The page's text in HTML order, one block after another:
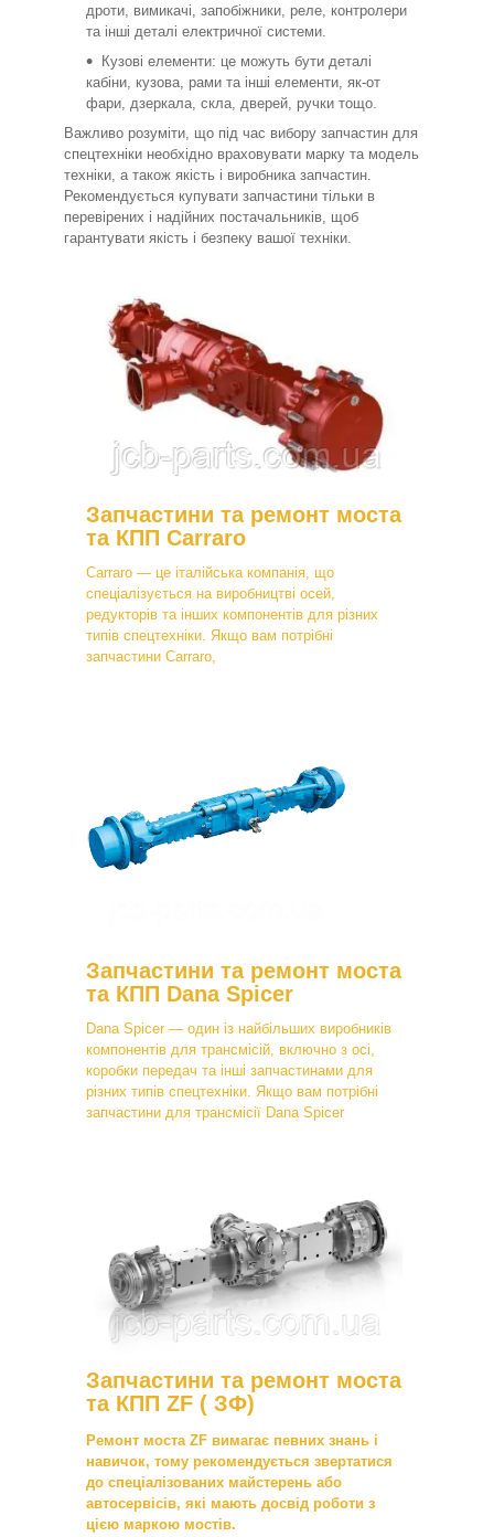
дроти, вимикачі, запобіжники, реле, контролери
та інші деталі електричної системи.
Кузові елементи: це можуть бути деталі
кабіни, кузова, рами та інші елементи, як-от
фари, дзеркала, скла, дверей, ручки тощо.
Важливо розуміти, що під час вибору запчастин для
спецтехніки необхідно враховувати марку та модель
техніки, а також якість і виробника запчастин.
Рекомендується купувати запчастини тільки в
перевірених і надійних постачальників, щоб
гарантувати якість і безпеку вашої техніки.
Запчастини та ремонт моста
та КПП Carraro
Carraro — це італійська компанія, що
спеціалізується на виробництві осей,
редукторів та інших компонентів для різних
типів спецтехніки. Якщо вам потрібні
запчастини Carraro,
Запчастини та ремонт моста
та КПП Dana Spicer
Dana Spicer — один із найбільших виробників
компонентів для трансмісій, включно з осі,
коробки передач та інші запчастинами для
різних типів спецтехніки. Якщо вам потрібні
запчастини для трансмісії Dana Spicer
Запчастини та ремонт моста
та КПП ZF ( ЗФ)
Ремонт моста ZF вимагає певних знань і
навичок, тому рекомендується звертатися
до спеціалізованих майстерень або
автосервісів, які мають досвід роботи з
цією маркою мостів.